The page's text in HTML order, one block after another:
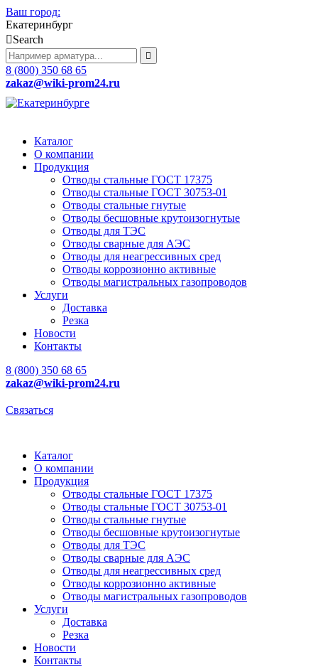
Ваш город:
Екатеринбург
Search
8 (800) 350 68 65
zakaz@wiki-prom24.ru
Каталог
О компании
Продукция
Отводы стальные ГОСТ 17375
Отводы стальные ГОСТ 30753-01
Отводы стальные гнутые
Отводы бесшовные крутоизогнутые
Отводы для ТЭС
Отводы сварные для АЭС
Отводы для неагрессивных сред
Отводы коррозионно активные
Отводы магистральных газопроводов
Услуги
Доставка
Резка
Новости
Контакты
8 (800) 350 68 65
zakaz@wiki-prom24.ru
Связаться
Каталог
О компании
Продукция
Отводы стальные ГОСТ 17375
Отводы стальные ГОСТ 30753-01
Отводы стальные гнутые
Отводы бесшовные крутоизогнутые
Отводы для ТЭС
Отводы сварные для АЭС
Отводы для неагрессивных сред
Отводы коррозионно активные
Отводы магистральных газопроводов
Услуги
Доставка
Резка
Новости
Контакты